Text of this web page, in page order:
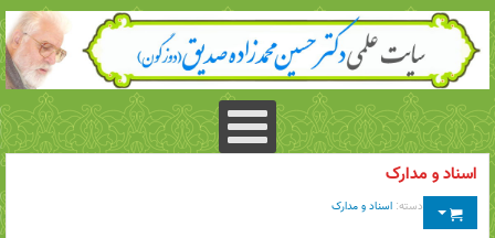
اسناد و مدارک
دسته: اسناد و مدارک